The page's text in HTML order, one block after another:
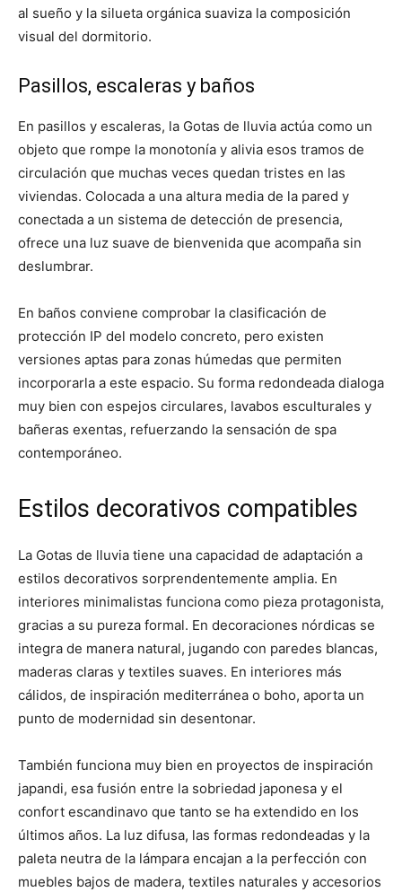
al sueño y la silueta orgánica suaviza la composición
visual del dormitorio.
Pasillos, escaleras y baños
En pasillos y escaleras, la Gotas de lluvia actúa como un
objeto que rompe la monotonía y alivia esos tramos de
circulación que muchas veces quedan tristes en las
viviendas. Colocada a una altura media de la pared y
conectada a un sistema de detección de presencia,
ofrece una luz suave de bienvenida que acompaña sin
deslumbrar.
En baños conviene comprobar la clasificación de
protección IP del modelo concreto, pero existen
versiones aptas para zonas húmedas que permiten
incorporarla a este espacio. Su forma redondeada dialoga
muy bien con espejos circulares, lavabos esculturales y
bañeras exentas, refuerzando la sensación de spa
contemporáneo.
Estilos decorativos compatibles
La Gotas de lluvia tiene una capacidad de adaptación a
estilos decorativos sorprendentemente amplia. En
interiores minimalistas funciona como pieza protagonista,
gracias a su pureza formal. En decoraciones nórdicas se
integra de manera natural, jugando con paredes blancas,
maderas claras y textiles suaves. En interiores más
cálidos, de inspiración mediterránea o boho, aporta un
punto de modernidad sin desentonar.
También funciona muy bien en proyectos de inspiración
japandi, esa fusión entre la sobriedad japonesa y el
confort escandinavo que tanto se ha extendido en los
últimos años. La luz difusa, las formas redondeadas y la
paleta neutra de la lámpara encajan a la perfección con
muebles bajos de madera, textiles naturales y accesorios